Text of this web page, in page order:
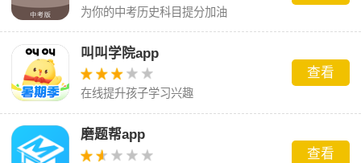
为你的中考历史科目提分加油
叫叫学院app
在线提升孩子学习兴趣
查看
磨题帮app
查看